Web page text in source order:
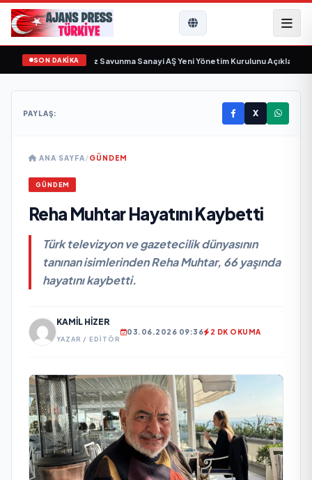
SON DAKİKA
sayıyor• Açıkgöz Savunma Sanayi AŞ Yeni Yönetim Kurulunu Açıkladı
PAYLAŞ: X
ANA SAYFA/GÜNDEM
GÜNDEM
Reha Muhtar Hayatını Kaybetti
Türk televizyon ve gazetecilik dünyasının
tanınan isimlerinden Reha Muhtar, 66 yaşında
hayatını kaybetti.
KAMIL HIZER
YAZAR / EDITÖR
03.06.2026 09:36 2 DK OKUMA